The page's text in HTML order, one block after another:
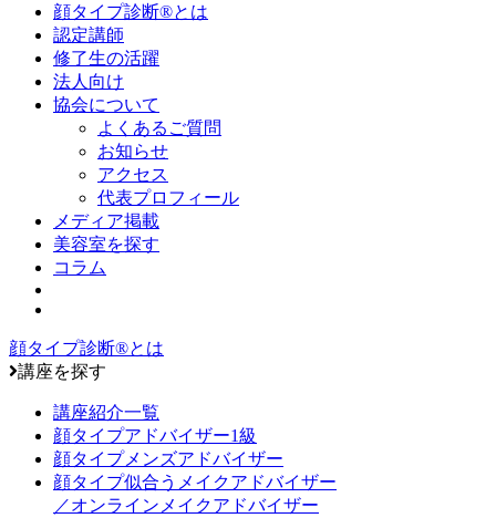
顔タイプ診断®とは
認定講師
修了生の活躍
法人向け
協会について
よくあるご質問
お知らせ
アクセス
代表プロフィール
メディア掲載
美容室を探す
コラム
顔タイプ診断®とは
講座を探す
講座紹介一覧
顔タイプアドバイザー1級
顔タイプメンズアドバイザー
顔タイプ似合うメイクアドバイザー
／オンラインメイクアドバイザー